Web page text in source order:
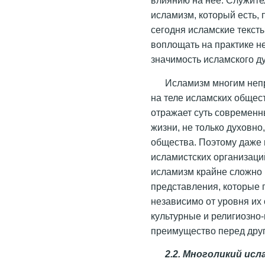
исламизм, который
сегодня исламские
воплощать на практике
значимость исламского
Исламизм многим
на теле исламских
отражает суть
жизни, не только
общества. Поэтому даже
исламистских
исламизм крайне сложно
представления,
независимо от уровня
культурные и
преимущество перед
2.2. Многоликий